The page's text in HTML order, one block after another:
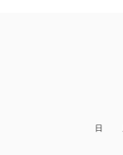
日